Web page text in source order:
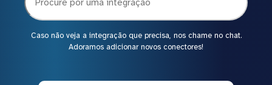
Caso não veja a integração que precisa, nos chame no chat.
Adoramos adicionar novos conectores!